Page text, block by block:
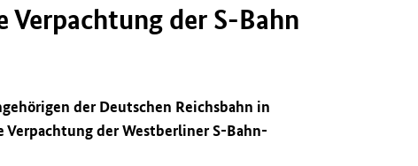
der S-Bahn
der Deutschen Reichsbahn in
der Westberliner S-Bahn-